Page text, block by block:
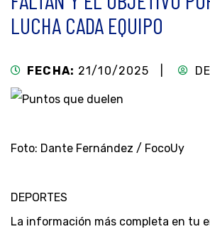
LUCHA CADA EQUIPO
FECHA: 21/10/2025 |
Foto: Dante Fernández / FocoUy
DEPORTES
La información más completa en tu